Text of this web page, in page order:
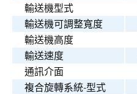
輸送機型式
輸送機可調整寬度
輸送機高度
輸送速度
通訊介面
複合旋轉系統-型式